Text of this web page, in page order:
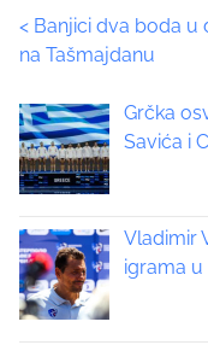
h
i
p
o
s
o
n
:
P
s
t
s
n
a
< Banjici dva boda u
na Tašmajdanu
Grčka
Savića i
Vladimir
igrama